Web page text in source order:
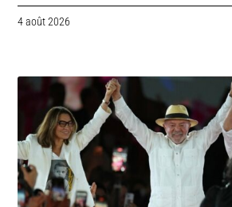
4 août 2026